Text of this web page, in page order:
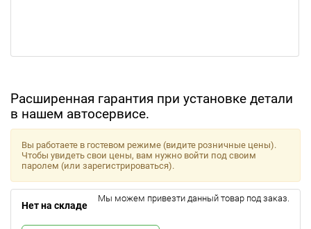
Расширенная гарантия при установке детали
в нашем автосервисе.
Вы работаете в гостевом режиме (видите розничные цены).
Чтобы увидеть свои цены, вам нужно войти под своим
паролем (или зарегистрироваться).
Нет на складе
Мы можем привезти данный товар под заказ.